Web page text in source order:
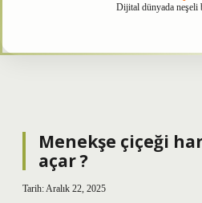
Dijital dünyada neşeli
Menekşe çiçeği
açar ?
Tarih: Aralık 22, 2025